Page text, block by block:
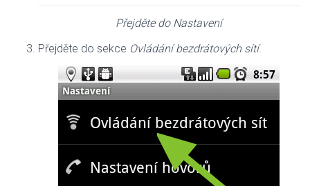
Přejděte do Nastavení
Přejděte do sekce Ovládání bezdrátových sítí.